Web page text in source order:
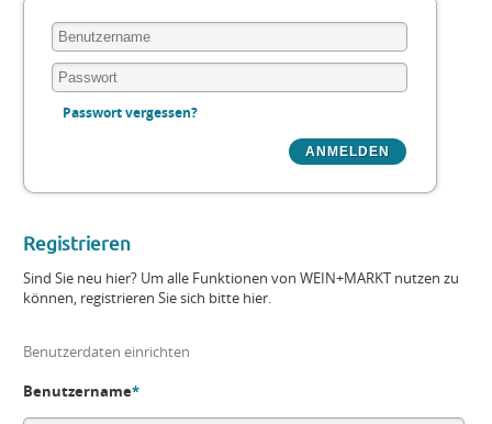
Passwort vergessen?
Registrieren
Sind Sie neu hier? Um alle Funktionen von WEIN+MARKT nutzen zu
können, registrieren Sie sich bitte hier.
Benutzerdaten einrichten
Benutzername*